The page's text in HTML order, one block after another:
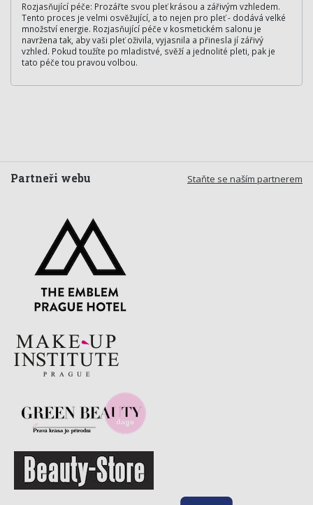
Rozjasňující péče: Prozářte svou pleť krásou a zářivým vzhledem.
Tento proces je velmi osvěžující, a to nejen pro pleť - dodává velké
množství energie. Rozjasňující péče v kosmetickém salonu je
navržena tak, aby vaši pleť oživila, vyjasnila a přinesla jí zářivý
vzhled. Pokud toužíte po mladistvé, svěží a jednolité pleti, pak je
tato péče tou pravou volbou.
Staňte se naším partnerem
Partneři webu